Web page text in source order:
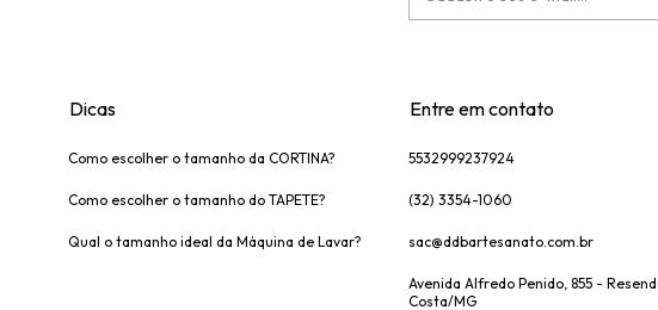
Dicas
Como escolher o tamanho da CORTINA?
Como escolher o tamanho do TAPETE?
Qual o tamanho ideal da Máquina de Lavar?
Entre em contato
5532999237924
(32) 3354-1060
sac@ddbartesanato.com.br
Avenida Alfredo Penido, 855 -
Costa/MG